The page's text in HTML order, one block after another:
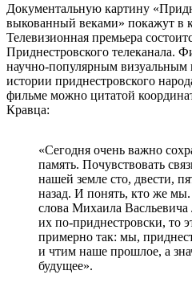
Документальную картину
выкованный веками» покажут в
Телевизионная премьера
Приднестровского телеканала.
научно-популярным
истории приднестровского
фильме можно цитатой
Кравца:
«Сегодня очень важно
память. Почувствовать
нашей земле сто, двести,
назад. И понять, кто же
слова Михаила Васльевича
их по-приднестровски, то
примерно так: мы,
и чтим наше прошлое, а
будущее».